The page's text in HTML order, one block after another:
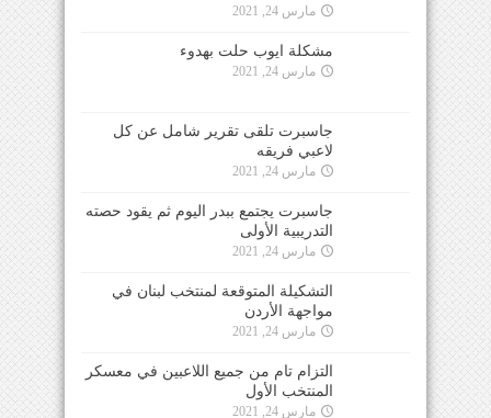
مارس 24, 2021
مشكلة ايوب حلت بهدوء
مارس 24, 2021
جاسبرت تلقى تقرير شامل عن كل
لاعبي فريقه
مارس 24, 2021
جاسبرت يجتمع ببدر اليوم ثم يقود حصته
التدريبية الأولى
مارس 24, 2021
التشكيلة المتوقعة لمنتخب لبنان في
مواجهة الأردن
مارس 24, 2021
التزام تام من جميع اللاعبين في معسكر
المنتخب الأول
مارس 24, 2021